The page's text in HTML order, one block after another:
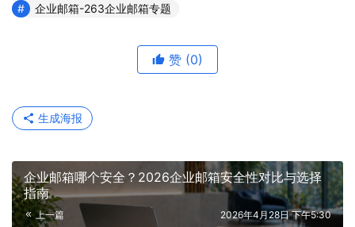
企业邮箱-263企业邮箱专题
赞 (0)
生成海报
企业邮箱哪个安全？2026企业邮箱安全性对比与选择
指南
上一篇 2026年4月28日 下午5:30